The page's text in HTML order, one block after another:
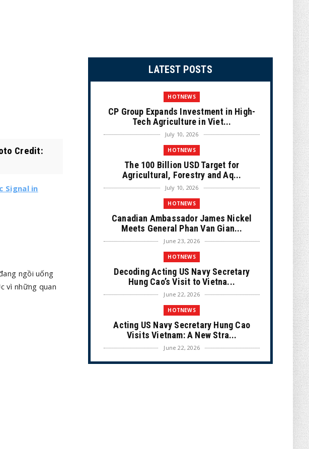
Credit:
Signal in
ngồi uống
vì những quan
LATEST POSTS
HOTNEWS
CP Group Expands Investment in High-
Tech Agriculture in Viet...
July 10, 2026
HOTNEWS
The 100 Billion USD Target for
Agricultural, Forestry and Aq...
July 10, 2026
HOTNEWS
Canadian Ambassador James Nickel
Meets General Phan Van Gian...
June 23, 2026
HOTNEWS
Decoding Acting US Navy Secretary
Hung Cao’s Visit to Vietna...
June 22, 2026
HOTNEWS
Acting US Navy Secretary Hung Cao
Visits Vietnam: A New Stra...
June 22, 2026
CULTURE